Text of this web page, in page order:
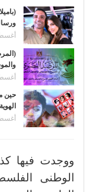
أغسطس
أغسطس
حين
أغسطس
ووجدت فيها
الوطنى